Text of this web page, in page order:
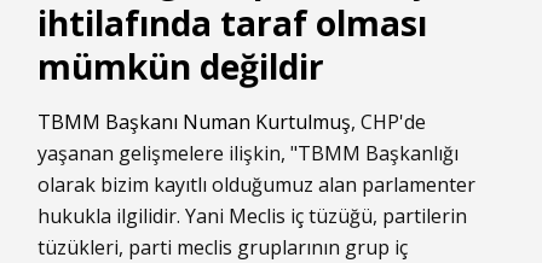
ihtilafında taraf olması
mümkün değildir
TBMM Başkanı Numan Kurtulmuş, CHP'de
yaşanan gelişmelere ilişkin, "TBMM Başkanlığı
olarak bizim kayıtlı olduğumuz alan parlamenter
hukukla ilgilidir. Yani Meclis iç tüzüğü, partilerin
tüzükleri, parti meclis gruplarının grup iç